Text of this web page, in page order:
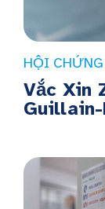
HỘI
Vắc Xin